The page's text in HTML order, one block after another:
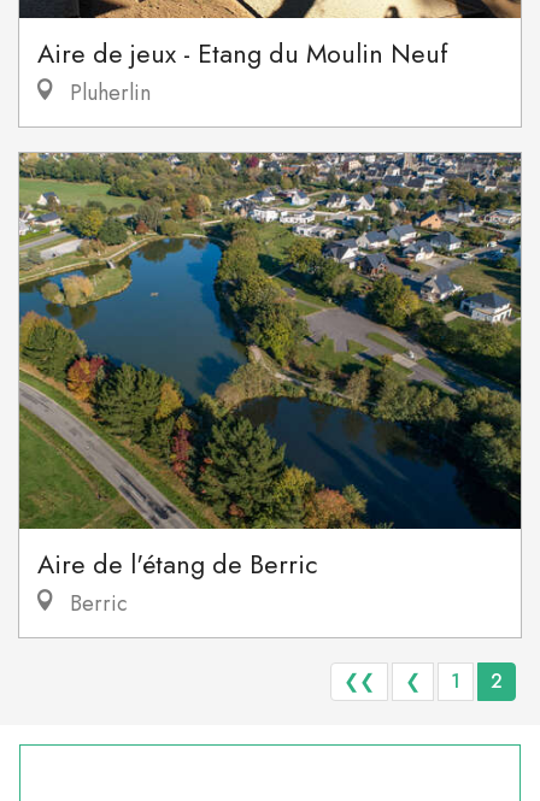
Aire de jeux - Etang du Moulin Neuf
Pluherlin
Aire de l'étang de Berric
Berric
❮❮ ❮ 1 2